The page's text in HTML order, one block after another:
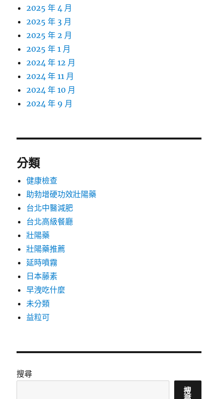
2025 年 4 月
2025 年 3 月
2025 年 2 月
2025 年 1 月
2024 年 12 月
2024 年 11 月
2024 年 10 月
2024 年 9 月
分類
健康檢查
助勃增硬功效壯陽藥
台北中醫減肥
台北高級餐廳
壯陽藥
壯陽藥推薦
延時噴霧
日本藤素
早洩吃什麼
未分類
益粒可
搜尋
搜